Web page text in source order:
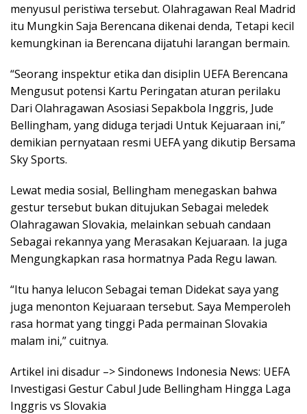
menyusul peristiwa tersebut. Olahragawan Real Madrid
itu Mungkin Saja Berencana dikenai denda, Tetapi kecil
kemungkinan ia Berencana dijatuhi larangan bermain.
“Seorang inspektur etika dan disiplin UEFA Berencana
Mengusut potensi Kartu Peringatan aturan perilaku
Dari Olahragawan Asosiasi Sepakbola Inggris, Jude
Bellingham, yang diduga terjadi Untuk Kejuaraan ini,”
demikian pernyataan resmi UEFA yang dikutip Bersama
Sky Sports.
Lewat media sosial, Bellingham menegaskan bahwa
gestur tersebut bukan ditujukan Sebagai meledek
Olahragawan Slovakia, melainkan sebuah candaan
Sebagai rekannya yang Merasakan Kejuaraan. Ia juga
Mengungkapkan rasa hormatnya Pada Regu lawan.
“Itu hanya lelucon Sebagai teman Didekat saya yang
juga menonton Kejuaraan tersebut. Saya Memperoleh
rasa hormat yang tinggi Pada permainan Slovakia
malam ini,” cuitnya.
Artikel ini disadur –> Sindonews Indonesia News: UEFA
Investigasi Gestur Cabul Jude Bellingham Hingga Laga
Inggris vs Slovakia